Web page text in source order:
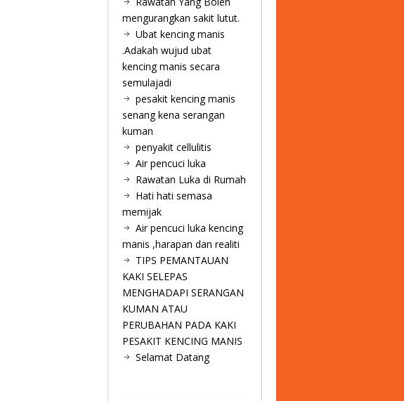
mengurangkan sakit lutut.
Ubat kencing manis
.Adakah wujud ubat
kencing manis secara
semulajadi
pesakit kencing manis
senang kena serangan
kuman
penyakit cellulitis
Air pencuci luka
Rawatan Luka di Rumah
Hati hati semasa
memijak
Air pencuci luka kencing
manis ,harapan dan realiti
TIPS PEMANTAUAN
KAKI SELEPAS
MENGHADAPI SERANGAN
KUMAN ATAU
PERUBAHAN PADA KAKI
PESAKIT KENCING MANIS
Selamat Datang